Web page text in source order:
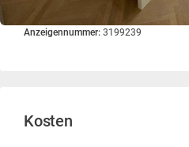
Anzeigennummer: 3199239
Kosten